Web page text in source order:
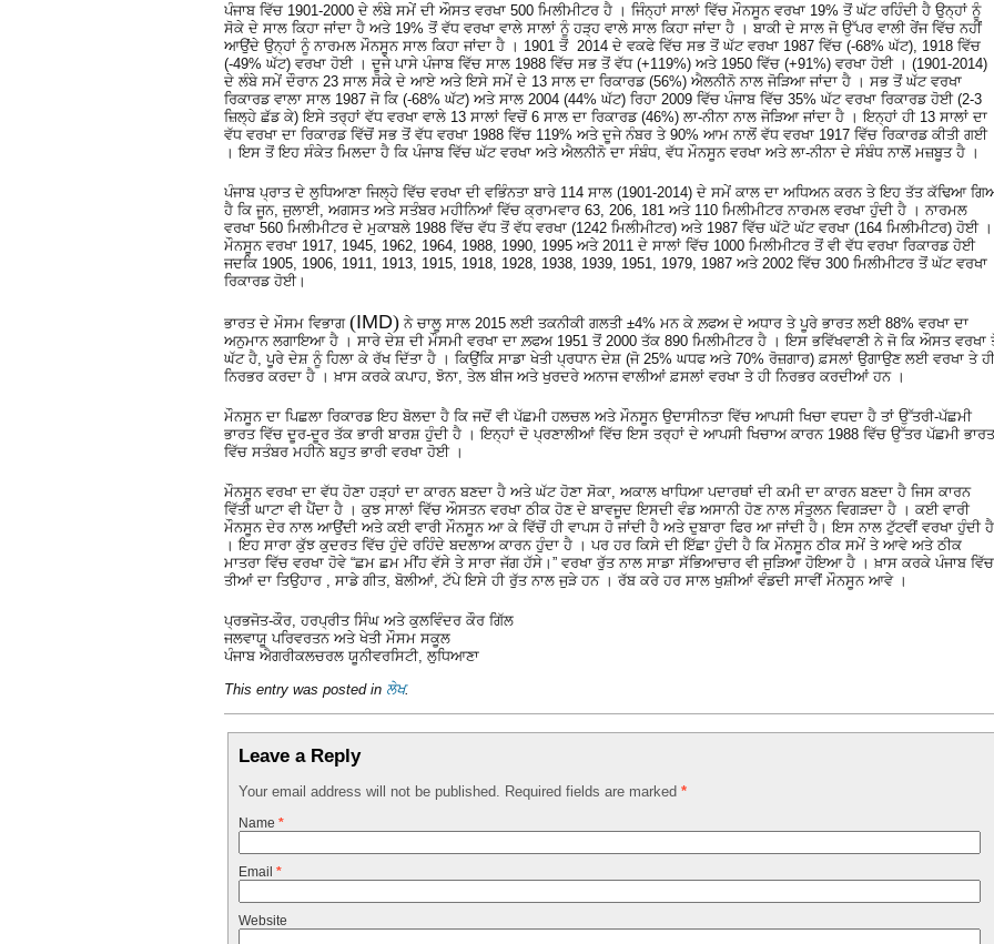
ਪੰਜਾਬ ਵਿੱਚ 1901-2000 ਦੇ ਲੰਬੇ ਸਮੇਂ ਦੀ ਔਸਤ ਵਰਖਾ 500 ਮਿਲੀਮੀਟਰ ਹੈ । ਜਿੰਨ੍ਹਾਂ ਸਾਲਾਂ ਵਿੱਚ ਮੌਨਸੂਨ ਵਰਖਾ 19% ਤੋਂ ਘੱਟ ਰਹਿੰਦੀ ਹੈ ਉਨ੍ਹਾਂ ਨੂੰ
ਸੋਕੇ ਦੇ ਸਾਲ ਕਿਹਾ ਜਾਂਦਾ ਹੈ ਅਤੇ 19% ਤੋਂ ਵੱਧ ਵਰਖਾ ਵਾਲੇ ਸਾਲਾਂ ਨੂੰ ਹੜ੍ਹ ਵਾਲੇ ਸਾਲ ਕਿਹਾ ਜਾਂਦਾ ਹੈ । ਬਾਕੀ ਦੇ ਸਾਲ ਜੋ ਉੱਪਰ ਵਾਲੀ ਰੇਂਜ ਵਿੱਚ ਨਹੀਂ
ਆਉਂਦੇ ਉਨ੍ਹਾਂ ਨੂੰ ਨਾਰਮਲ ਮੌਨਸੂਨ ਸਾਲ ਕਿਹਾ ਜਾਂਦਾ ਹੈ । 1901 ਤੋਂ 2014 ਦੇ ਵਕਫੇ ਵਿੱਚ ਸਭ ਤੋਂ ਘੱਟ ਵਰਖਾ 1987 ਵਿੱਚ (-68% ਘੱਟ), 1918 ਵਿੱਚ
(-49% ਘੱਟ) ਵਰਖਾ ਹੋਈ । ਦੂਜੇ ਪਾਸੇ ਪੰਜਾਬ ਵਿੱਚ ਸਾਲ 1988 ਵਿੱਚ ਸਭ ਤੋਂ ਵੱਧ (+119%) ਅਤੇ 1950 ਵਿੱਚ (+91%) ਵਰਖਾ ਹੋਈ । (1901-2014)
ਦੇ ਲੰਬੇ ਸਮੇਂ ਦੌਰਾਨ 23 ਸਾਲ ਸੋਕੇ ਦੇ ਆਏ ਅਤੇ ਇਸੇ ਸਮੇਂ ਦੇ 13 ਸਾਲ ਦਾ ਰਿਕਾਰਡ (56%) ਐਲਨੀਨੋ ਨਾਲ ਜੋੜਿਆ ਜਾਂਦਾ ਹੈ । ਸਭ ਤੋਂ ਘੱਟ ਵਰਖਾ
ਰਿਕਾਰਡ ਵਾਲਾ ਸਾਲ 1987 ਜੋ ਕਿ (-68% ਘੱਟ) ਅਤੇ ਸਾਲ 2004 (44% ਘੱਟ) ਰਿਹਾ 2009 ਵਿੱਚ ਪੰਜਾਬ ਵਿੱਚ 35% ਘੱਟ ਵਰਖਾ ਰਿਕਾਰਡ ਹੋਈ (2-3
ਜ਼ਿਲ੍ਹੇ ਛੱਡ ਕੇ) ਇਸੇ ਤਰ੍ਹਾਂ ਵੱਧ ਵਰਖਾ ਵਾਲੇ 13 ਸਾਲਾਂ ਵਿਚੋਂ 6 ਸਾਲ ਦਾ ਰਿਕਾਰਡ (46%) ਲਾ-ਨੀਨਾ ਨਾਲ ਜੋੜਿਆ ਜਾਂਦਾ ਹੈ । ਇਨ੍ਹਾਂ ਹੀ 13 ਸਾਲਾਂ ਦਾ
ਵੱਧ ਵਰਖਾ ਦਾ ਰਿਕਾਰਡ ਵਿੱਚੋਂ ਸਭ ਤੋਂ ਵੱਧ ਵਰਖਾ 1988 ਵਿੱਚ 119% ਅਤੇ ਦੂਜੇ ਨੰਬਰ ਤੇ 90% ਆਮ ਨਾਲੋਂ ਵੱਧ ਵਰਖਾ 1917 ਵਿੱਚ ਰਿਕਾਰਡ ਕੀਤੀ ਗਈ
। ਇਸ ਤੋਂ ਇਹ ਸੰਕੇਤ ਮਿਲਦਾ ਹੈ ਕਿ ਪੰਜਾਬ ਵਿੱਚ ਘੱਟ ਵਰਖਾ ਅਤੇ ਐਲਨੀਨੋ ਦਾ ਸੰਬੰਧ, ਵੱਧ ਮੌਨਸੂਨ ਵਰਖਾ ਅਤੇ ਲਾ-ਨੀਨਾ ਦੇ ਸੰਬੰਧ ਨਾਲੋਂ ਮਜ਼ਬੂਤ ਹੈ ।
ਪੰਜਾਬ ਪ੍ਰਾਤ ਦੇ ਲੁਧਿਆਣਾ ਜਿਲ੍ਹੇ ਵਿੱਚ ਵਰਖਾ ਦੀ ਵਭਿੰਨਤਾ ਬਾਰੇ 114 ਸਾਲ (1901-2014) ਦੇ ਸਮੇਂ ਕਾਲ ਦਾ ਅਧਿਅਨ ਕਰਨ ਤੇ ਇਹ ਤੱਤ ਕੱਢਿਆ
ਹੈ ਕਿ ਜੂਨ, ਜੁਲਾਈ, ਅਗਸਤ ਅਤੇ ਸਤੰਬਰ ਮਹੀਨਿਆਂ ਵਿੱਚ ਕ੍ਰਾਮਵਾਰ 63, 206, 181 ਅਤੇ 110 ਮਿਲੀਮੀਟਰ ਨਾਰਮਲ ਵਰਖਾ ਹੁੰਦੀ ਹੈ । ਨਾਰਮਲ
ਵਰਖਾ 560 ਮਿਲੀਮੀਟਰ ਦੇ ਮੁਕਾਬਲੇ 1988 ਵਿੱਚ ਵੱਧ ਤੋਂ ਵੱਧ ਵਰਖਾ (1242 ਮਿਲੀਮੀਟਰ) ਅਤੇ 1987 ਵਿੱਚ ਘੱਟੋ ਘੱਟ ਵਰਖਾ (164 ਮਿਲੀਮੀਟਰ) ਹੋਈ ।
ਮੌਨਸੂਨ ਵਰਖਾ 1917, 1945, 1962, 1964, 1988, 1990, 1995 ਅਤੇ 2011 ਦੇ ਸਾਲਾਂ ਵਿੱਚ 1000 ਮਿਲੀਮੀਟਰ ਤੋਂ ਵੀ ਵੱਧ ਵਰਖਾ ਰਿਕਾਰਡ ਹੋਈ
ਜਦਕਿ 1905, 1906, 1911, 1913, 1915, 1918, 1928, 1938, 1939, 1951, 1979, 1987 ਅਤੇ 2002 ਵਿੱਚ 300 ਮਿਲੀਮੀਟਰ ਤੋਂ ਘੱਟ ਵਰਖਾ
ਰਿਕਾਰਡ ਹੋਈ।
ਭਾਰਤ ਦੇ ਮੌਸਮ ਵਿਭਾਗ (IMD) ਨੇ ਚਾਲੂ ਸਾਲ 2015 ਲਈ ਤਕਨੀਕੀ ਗਲਤੀ ±4% ਮਨ ਕੇ ਲ਼ਫਅ ਦੇ ਅਧਾਰ ਤੇ ਪੂਰੇ ਭਾਰਤ ਲਈ 88% ਵਰਖਾ ਦਾ
ਅਨੁਮਾਨ ਲਗਾਇਆ ਹੈ । ਸਾਰੇ ਦੇਸ਼ ਦੀ ਮੌਸਮੀ ਵਰਖਾ ਦਾ ਲ਼ਫਅ 1951 ਤੋਂ 2000 ਤੱਕ 890 ਮਿਲੀਮੀਟਰ ਹੈ । ਇਸ ਭਵਿੱਖਵਾਣੀ ਨੇ ਜੋ ਕਿ ਔਸਤ ਵਰਖਾ
ਘੱਟ ਹੈ, ਪੂਰੇ ਦੇਸ਼ ਨੂੰ ਹਿਲਾ ਕੇ ਰੱਖ ਦਿੱਤਾ ਹੈ । ਕਿਉਂਕਿ ਸਾਡਾ ਖੇਤੀ ਪ੍ਰਧਾਨ ਦੇਸ਼ (ਜੋ 25% ਘਧਫ ਅਤੇ 70% ਰੋਜ਼ਗਾਰ) ਫ਼ਸਲਾਂ ਉਗਾਉਣ ਲਈ ਵਰਖਾ ਤੇ ਹੀ
ਨਿਰਭਰ ਕਰਦਾ ਹੈ । ਖ਼ਾਸ ਕਰਕੇ ਕਪਾਹ, ਝੋਨਾ, ਤੇਲ ਬੀਜ ਅਤੇ ਖੁਰਦਰੇ ਅਨਾਜ ਵਾਲੀਆਂ ਫ਼ਸਲਾਂ ਵਰਖਾ ਤੇ ਹੀ ਨਿਰਭਰ ਕਰਦੀਆਂ ਹਨ ।
ਮੌਨਸੂਨ ਦਾ ਪਿਛਲਾ ਰਿਕਾਰਡ ਇਹ ਬੋਲਦਾ ਹੈ ਕਿ ਜਦੋਂ ਵੀ ਪੱਛਮੀ ਹਲਚਲ ਅਤੇ ਮੌਨਸੂਨ ਉਦਾਸੀਨਤਾ ਵਿੱਚ ਆਪਸੀ ਖਿਚਾ ਵਧਦਾ ਹੈ ਤਾਂ ਉੱਤਰੀ-ਪੱਛਮੀ
ਭਾਰਤ ਵਿੱਚ ਦੂਰ-ਦੂਰ ਤੱਕ ਭਾਰੀ ਬਾਰਸ਼ ਹੁੰਦੀ ਹੈ । ਇਨ੍ਹਾਂ ਦੋ ਪ੍ਰਣਾਲੀਆਂ ਵਿੱਚ ਇਸ ਤਰ੍ਹਾਂ ਦੇ ਆਪਸੀ ਖਿਚਾਅ ਕਾਰਨ 1988 ਵਿੱਚ ਉੱਤਰ ਪੱਛਮੀ ਭਾਰਤ
ਵਿੱਚ ਸਤੰਬਰ ਮਹੀਨੇ ਬਹੁਤ ਭਾਰੀ ਵਰਖਾ ਹੋਈ ।
ਮੌਨਸੂਨ ਵਰਖਾ ਦਾ ਵੱਧ ਹੋਣਾ ਹੜ੍ਹਾਂ ਦਾ ਕਾਰਨ ਬਣਦਾ ਹੈ ਅਤੇ ਘੱਟ ਹੋਣਾ ਸੋਕਾ, ਅਕਾਲ ਖਾਧਿਆ ਪਦਾਰਥਾਂ ਦੀ ਕਮੀ ਦਾ ਕਾਰਨ ਬਣਦਾ ਹੈ ਜਿਸ ਕਾਰਨ
ਵਿੱਤੀ ਘਾਟਾ ਵੀ ਪੈਂਦਾ ਹੈ । ਕੁਝ ਸਾਲਾਂ ਵਿੱਚ ਔਸਤਨ ਵਰਖਾ ਠੀਕ ਹੋਣ ਦੇ ਬਾਵਜੂਦ ਇਸਦੀ ਵੰਡ ਅਸਾਨੀ ਹੋਣ ਨਾਲ ਸੰਤੁਲਨ ਵਿਗੜਦਾ ਹੈ । ਕਈ ਵਾਰੀ
ਮੌਨਸੂਨ ਦੇਰ ਨਾਲ ਆਉਂਦੀ ਅਤੇ ਕਈ ਵਾਰੀ ਮੌਨਸੂਨ ਆ ਕੇ ਵਿੱਚੋਂ ਹੀ ਵਾਪਸ ਹੋ ਜਾਂਦੀ ਹੈ ਅਤੇ ਦੁਬਾਰਾ ਫਿਰ ਆ ਜਾਂਦੀ ਹੈ। ਇਸ ਨਾਲ ਟੁੱਟਵੀਂ ਵਰਖਾ ਹੁੰਦੀ ਹੈ
। ਇਹ ਸਾਰਾ ਕੁੱਝ ਕੁਦਰਤ ਵਿੱਚ ਹੁੰਦੇ ਰਹਿੰਦੇ ਬਦਲਾਅ ਕਾਰਨ ਹੁੰਦਾ ਹੈ । ਪਰ ਹਰ ਕਿਸੇ ਦੀ ਇੱਛਾ ਹੁੰਦੀ ਹੈ ਕਿ ਮੌਨਸੂਨ ਠੀਕ ਸਮੇਂ ਤੇ ਆਵੇ ਅਤੇ ਠੀਕ
ਮਾਤਰਾ ਵਿੱਚ ਵਰਖਾ ਹੋਵੇ “ਛਮ ਛਮ ਮੀਂਹ ਵੱਸੇ ਤੇ ਸਾਰਾ ਜੱਗ ਹੱਸੇ।” ਵਰਖਾ ਰੁੱਤ ਨਾਲ ਸਾਡਾ ਸੱਭਿਆਚਾਰ ਵੀ ਜੁੜਿਆ ਹੋਇਆ ਹੈ । ਖ਼ਾਸ ਕਰਕੇ ਪੰਜਾਬ ਵਿੱਚ
ਤੀਆਂ ਦਾ ਤਿਉਹਾਰ , ਸਾਡੇ ਗੀਤ, ਬੋਲੀਆਂ, ਟੱਪੇ ਇਸੇ ਹੀ ਰੁੱਤ ਨਾਲ ਜੁੜੇ ਹਨ । ਰੱਬ ਕਰੇ ਹਰ ਸਾਲ ਖੁਸ਼ੀਆਂ ਵੰਡਦੀ ਸਾਵੀਂ ਮੌਨਸੂਨ ਆਵੇ ।
ਪ੍ਰਭਜੋਤ-ਕੌਰ, ਹਰਪ੍ਰੀਤ ਸਿੰਘ ਅਤੇ ਕੁਲਵਿੰਦਰ ਕੌਰ ਗਿੱਲ
ਜਲਵਾਯੂ ਪਰਿਵਰਤਨ ਅਤੇ ਖੇਤੀ ਮੌਸਮ ਸਕੂਲ
ਪੰਜਾਬ ਐਗਰੀਕਲਚਰਲ ਯੂਨੀਵਰਸਿਟੀ, ਲੁਧਿਆਣਾ
This entry was posted in ਲੇਖ.
Leave a Reply
Your email address will not be published. Required fields are marked *
Name *
Email *
Website